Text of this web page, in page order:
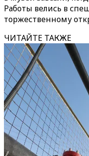
Работы велись в
торжественному
ЧИТАЙТЕ ТАКЖЕ